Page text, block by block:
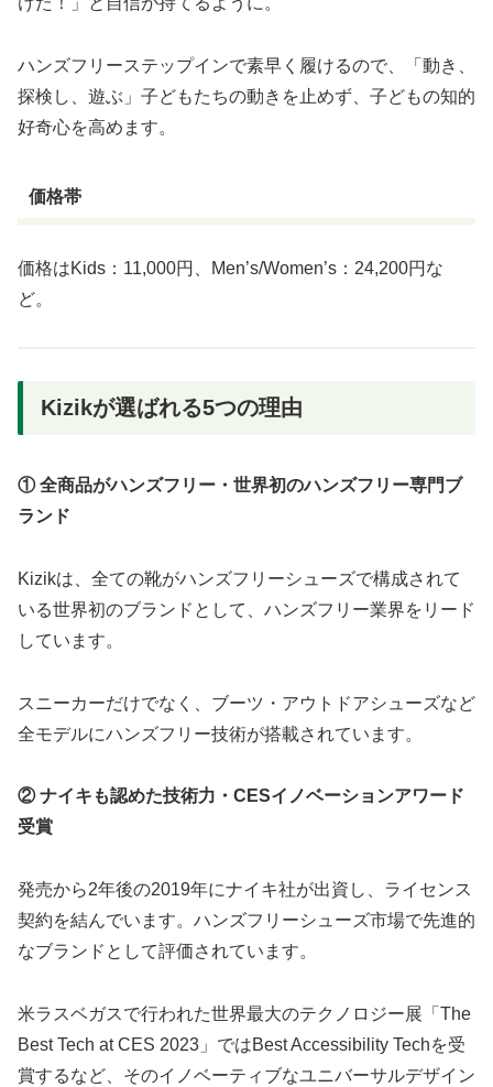
ハンズフリーステップインで素早く履けるので、「動き、
探検し、遊ぶ」子どもたちの動きを止めず、子どもの知的
好奇心を高めます。
価格帯
価格はKids：11,000円、Men’s/Women’s：24,200円な
ど。
Kizikが選ばれる5つの理由
① 全商品がハンズフリー・世界初のハンズフリー専門ブ
ランド
Kizikは、全ての靴がハンズフリーシューズで構成されて
いる世界初のブランドとして、ハンズフリー業界をリード
しています。
スニーカーだけでなく、ブーツ・アウトドアシューズなど
全モデルにハンズフリー技術が搭載されています。
② ナイキも認めた技術力・CESイノベーションアワード
受賞
発売から2年後の2019年にナイキ社が出資し、ライセンス
契約を結んでいます。ハンズフリーシューズ市場で先進的
なブランドとして評価されています。
米ラスベガスで行われた世界最大のテクノロジー展「The
Best Tech at CES 2023」ではBest Accessibility Techを受
賞するなど、そのイノベーティブなユニバーサルデザイン